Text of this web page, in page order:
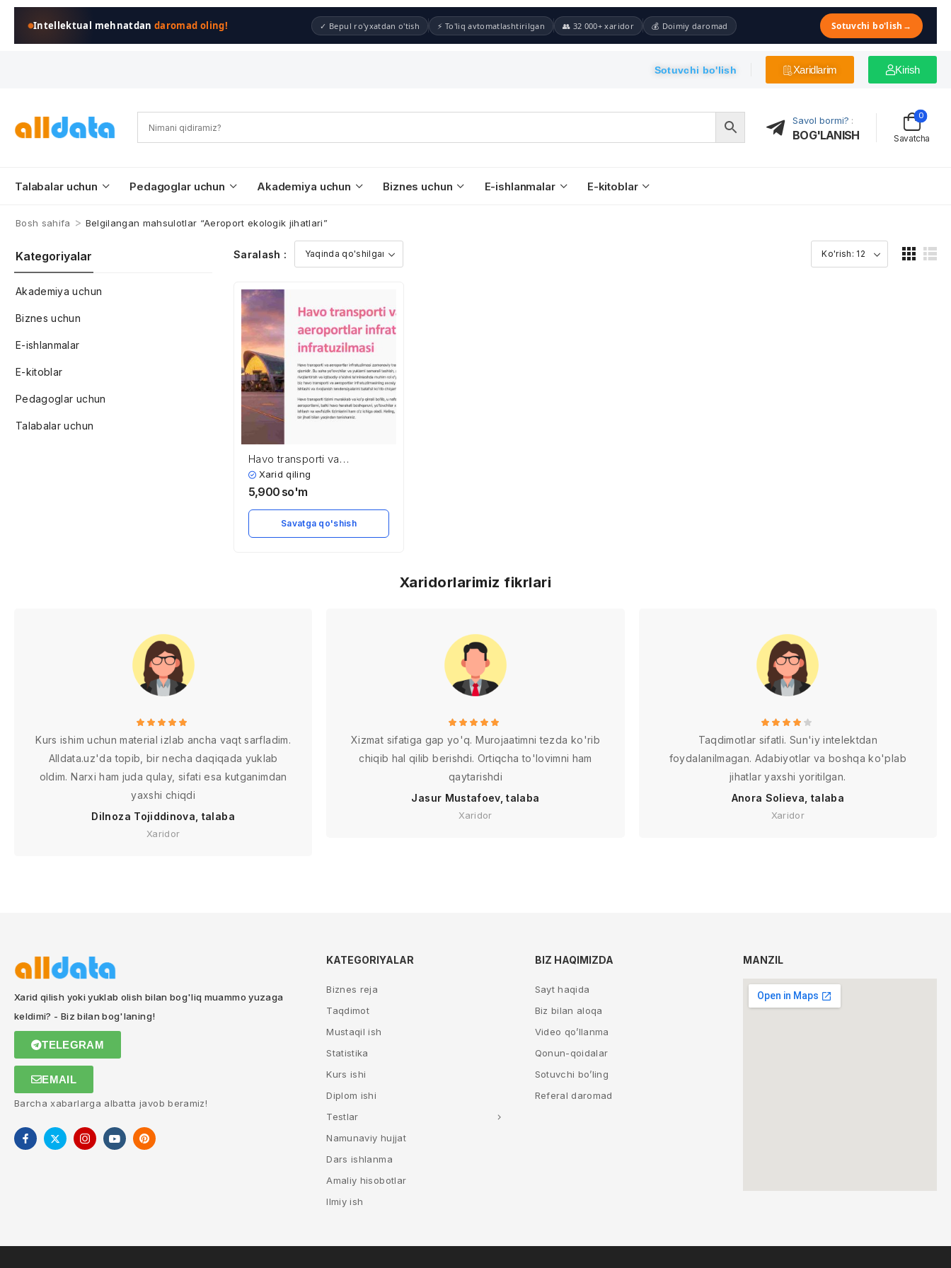
Intellektual mehnatdandaromad oling! ✓ Bepul ro'yxatdan o'tish ⚡ To'liq avtomatlashtirilgan 👥 32 000+ xaridor 💰 Doimiy daromad Sotuvchi bo'lish →
Sotuvchi bo'lish Xaridlarim Kirish
Savol bormi? :
BOG'LANISH Savatcha
0
Talabalar uchun Pedagoglar uchun Akademiya uchun Biznes uchun E-ishlanmalar E-kitoblar
Bosh sahifa > Belgilangan mahsulotlar “Aeroport ekologik jihatlari”
Kategoriyalar
Akademiya uchun
Biznes uchun
E-ishlanmalar
E-kitoblar
Pedagoglar uchun
Talabalar uchun
Saralash :
Havo transporti va
aeroportlar infratuzilmasi
Xarid qiling
5,900 so'm
Savatga qo'shish
Xaridorlarimiz fikrlari
Kurs ishim uchun material izlab ancha vaqt sarfladim.
Alldata.uz'da topib, bir necha daqiqada yuklab
oldim. Narxi ham juda qulay, sifati esa kutganimdan
yaxshi chiqdi
Dilnoza Tojiddinova, talaba
Xaridor
Xizmat sifatiga gap yo'q. Murojaatimni tezda ko'rib
chiqib hal qilib berishdi. Ortiqcha to'lovimni ham
qaytarishdi
Jasur Mustafoev, talaba
Xaridor
Taqdimotlar sifatli. Sun'iy intelektdan
foydalanilmagan. Adabiyotlar va boshqa ko'plab
jihatlar yaxshi yoritilgan.
Anora Solieva, talaba
Xaridor
Xarid qilish yoki yuklab olish bilan bog'liq muammo yuzaga
keldimi? - Biz bilan bog'laning!
TELEGRAM
EMAIL
Barcha xabarlarga albatta javob beramiz!
KATEGORIYALAR
Biznes reja
Taqdimot
Mustaqil ish
Statistika
Kurs ishi
Diplom ishi
Testlar
Namunaviy hujjat
Dars ishlanma
Amaliy hisobotlar
Ilmiy ish
BIZ HAQIMIZDA
Sayt haqida
Biz bilan aloqa
Video qo’llanma
Qonun-qoidalar
Sotuvchi bo’ling
Referal daromad
MANZIL